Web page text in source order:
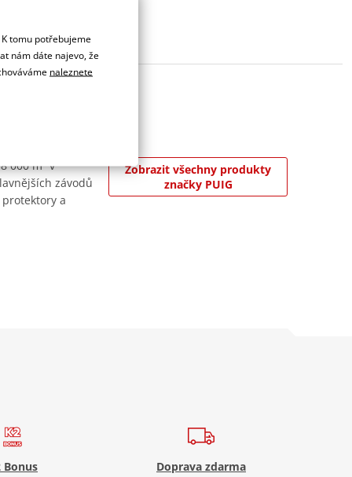
000 m² v
závodů
a
Zobrazit všechny produkty
značky PUIG
Bonus Doprava zdarma
tomu potřebujeme
nám dáte najevo, že
naleznete